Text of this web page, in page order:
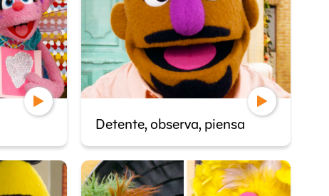
Detente, observa, piensa